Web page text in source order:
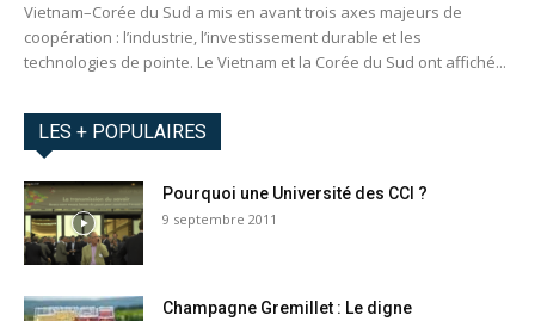
Vietnam–Corée du Sud a mis en avant trois axes majeurs de
coopération : l’industrie, l’investissement durable et les
technologies de pointe. Le Vietnam et la Corée du Sud ont affiché...
LES + POPULAIRES
Pourquoi une Université des CCI ?
9 septembre 2011
Champagne Gremillet : Le digne